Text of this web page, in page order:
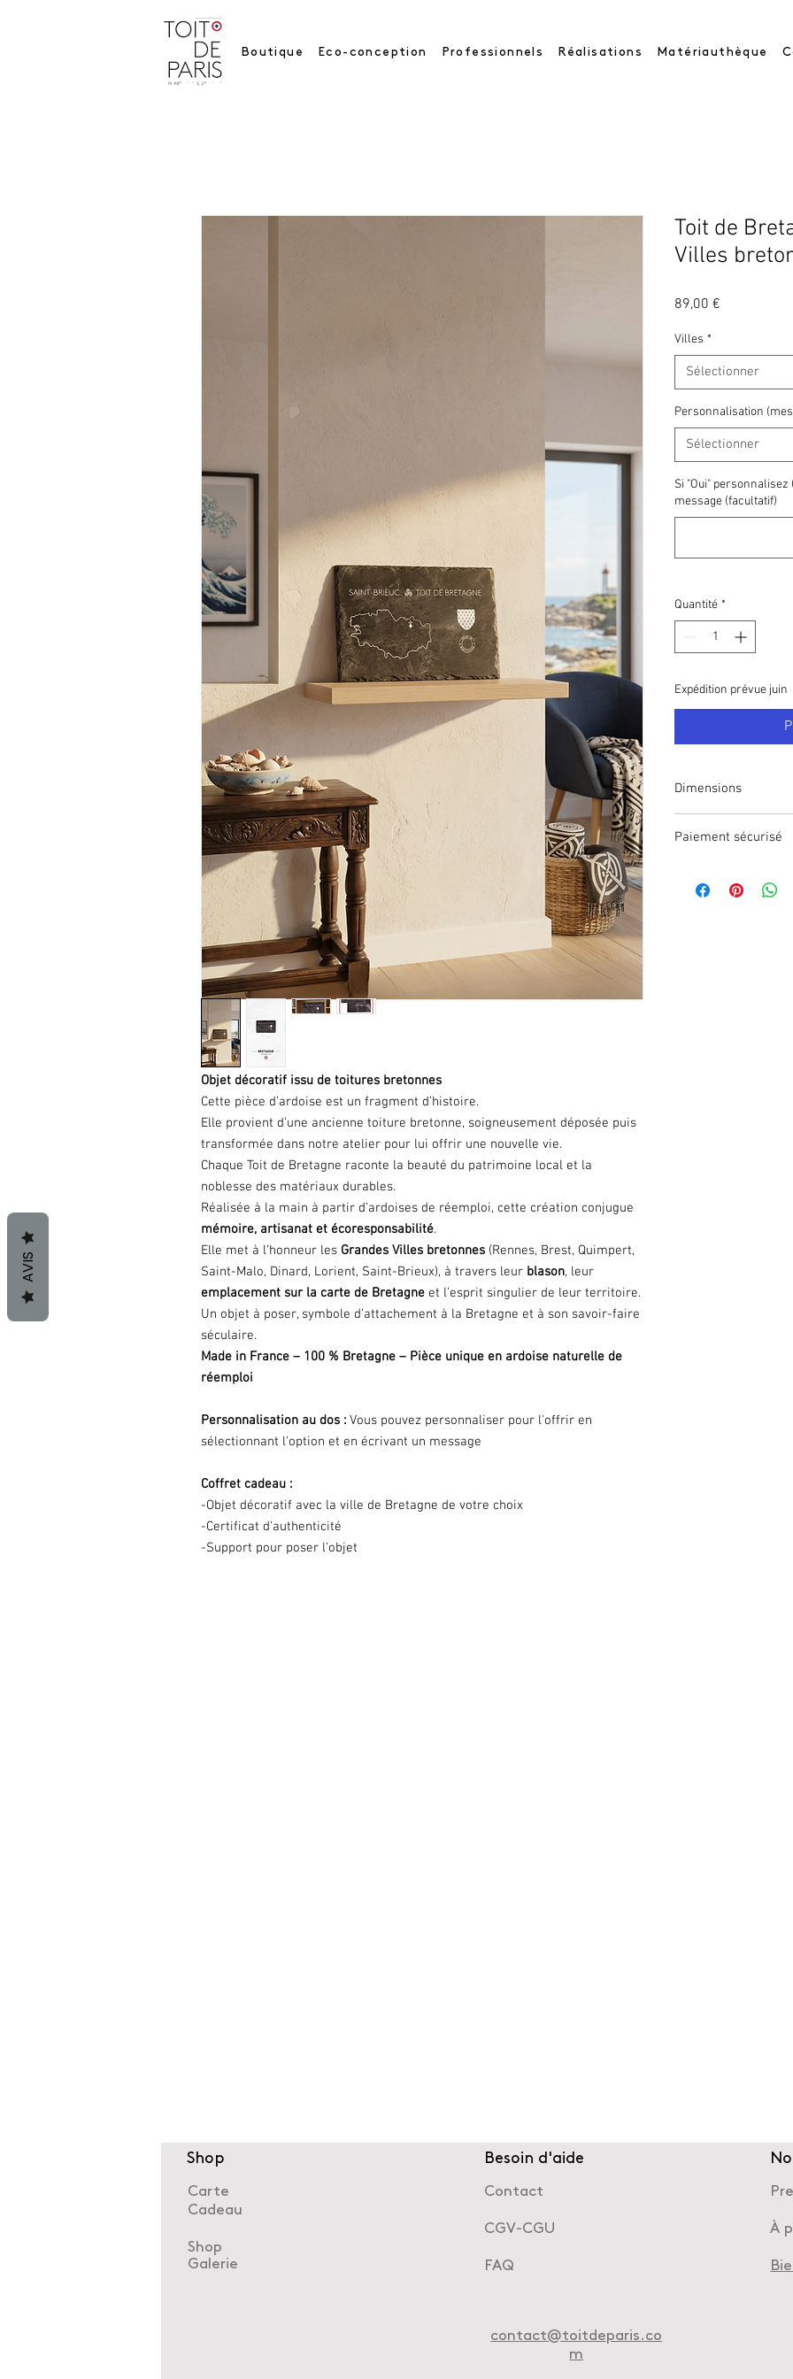
Boutique Eco-conception Professionnels Réalisations Matériauthèque
Objet décoratif issu de toitures bretonnes
Cette pièce d’ardoise est un fragment d’histoire.
Elle provient d’une ancienne toiture bretonne, soigneusement déposée puis
transformée dans notre atelier pour lui offrir une nouvelle vie.
Chaque Toit de Bretagne raconte la beauté du patrimoine local et la
noblesse des matériaux durables.
Réalisée à la main à partir d’ardoises de réemploi, cette création conjugue
mémoire, artisanat et écoresponsabilité.
Elle met à l’honneur les Grandes Villes bretonnes (Rennes, Brest, Quimpert,
Saint-Malo, Dinard, Lorient, Saint-Brieux), à travers leur blason, leur
emplacement sur la carte de Bretagne et l’esprit singulier de leur territoire.
Un objet à poser, symbole d’attachement à la Bretagne et à son savoir-faire
séculaire.
Made in France – 100 % Bretagne – Pièce unique en ardoise naturelle de
réemploi
Personnalisation au dos : Vous pouvez personnaliser pour l'offrir en
sélectionnant l'option et en écrivant un message
Coffret cadeau :
-Objet décoratif avec la ville de Bretagne de votre choix
-Certificat d'authenticité
-Support pour poser l'objet
Toit de
Villes
89,00 €
Villes *
Sélectionner
Personnalisation
Sélectionner
Si "Oui"
message (facultatif)
Quantité *
Expédition prévue juin
Dimensions
Paiement sécurisé
Shop
Carte
Cadeau
Shop
Galerie
Besoin d'aide
Contact
CGV-CGU
FAQ
contact@toitdeparis.co
m
À
AVIS